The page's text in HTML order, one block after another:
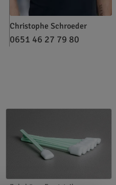
Christophe Schroeder
0651 46 27 79 80